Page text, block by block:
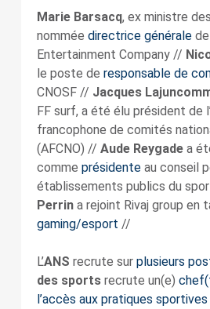
Marie Barsacq, ex ministre
nommée directrice généralede
Entertainment Company //
le poste de responsable de
CNOSF // Jacques
FF surf, a été élu président de
francophone de comités
(AFCNO) // Aude Reygade a
comme présidenteau conseil
établissements publics du
Perrina rejoint Rivaj group en
gaming/esport //
L’ANS recrute sur plusieurs
des sportsrecrute un(e)
l’accès aux pratiques